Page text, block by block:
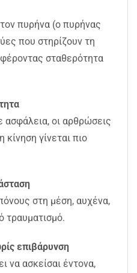
πυρήνα (ο πυρήνας
που στηρίζουν τη
σταθερότητα
ασφάλεια, οι αρθρώσεις
γίνεται πιο
στη μέση, αυχένα,
τραυματισμό.
επιβάρυνση
να ασκείσαι έντονα,